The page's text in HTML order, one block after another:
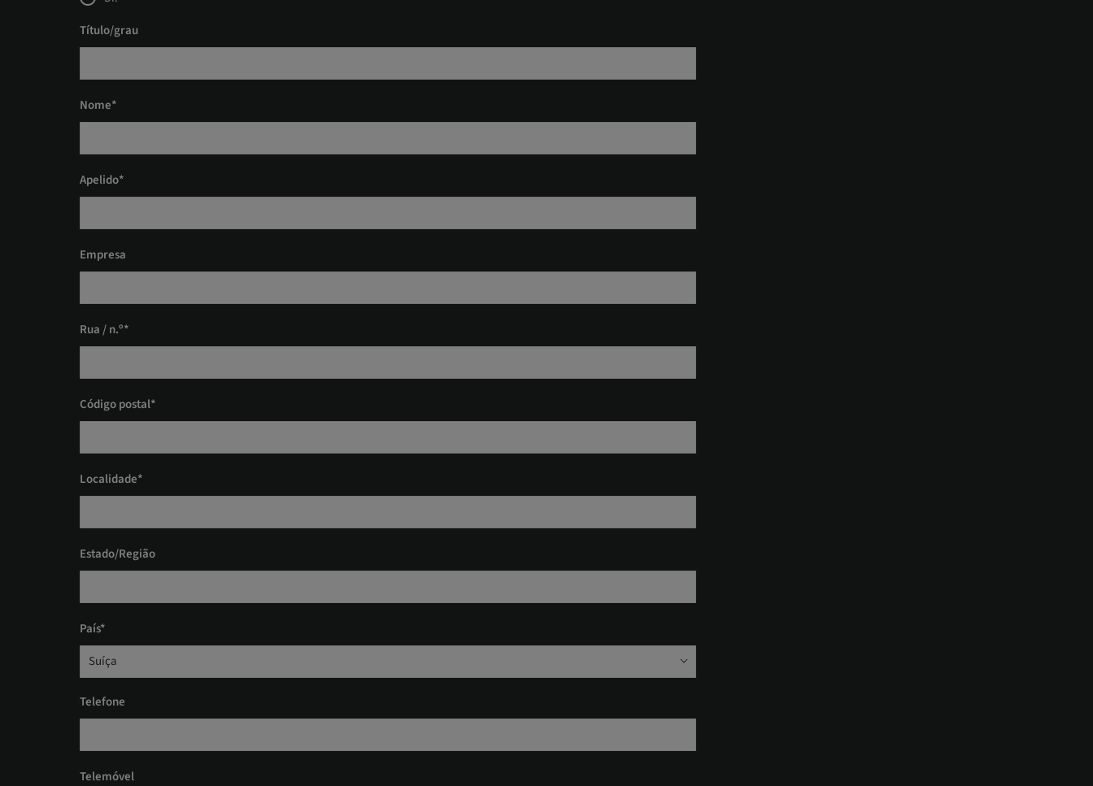
Título/grau
Nome*
Apelido*
Empresa
Rua / n.º*
Código postal*
Localidade*
Estado/Região
País*
Suíça
Telefone
Telemóvel